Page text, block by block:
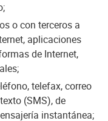
o con terceros a
aplicaciones
de Internet,
telefax, correo
(SMS), de
instantánea;